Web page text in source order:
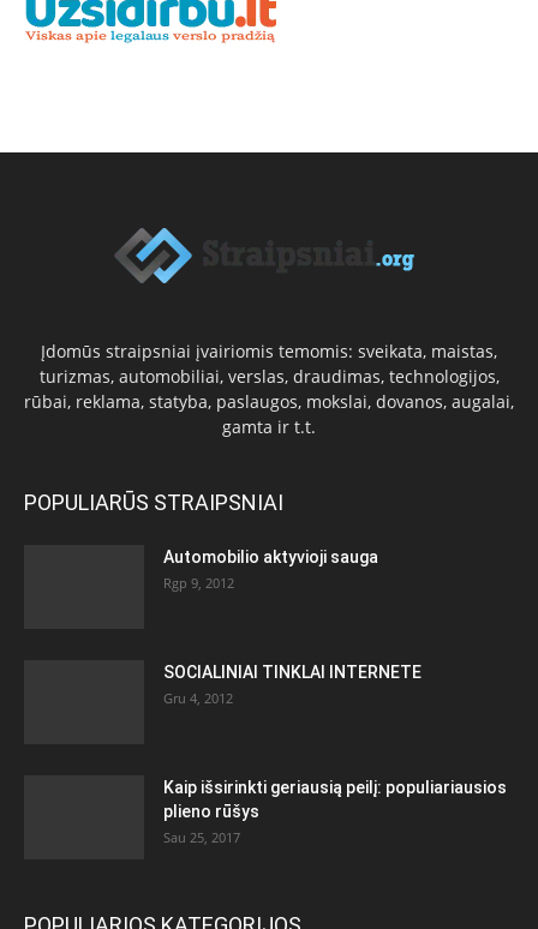
Įdomūs straipsniai įvairiomis temomis: sveikata, maistas,
turizmas, automobiliai, verslas, draudimas, technologijos,
rūbai, reklama, statyba, paslaugos, mokslai, dovanos, augalai,
gamta ir t.t.
POPULIARŪS STRAIPSNIAI
Automobilio aktyvioji sauga
Rgp 9, 2012
SOCIALINIAI TINKLAI INTERNETE
Gru 4, 2012
Kaip išsirinkti geriausią peilį: populiariausios
plieno rūšys
Sau 25, 2017